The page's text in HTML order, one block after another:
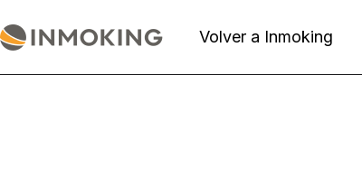
al
Volver a Inmoking